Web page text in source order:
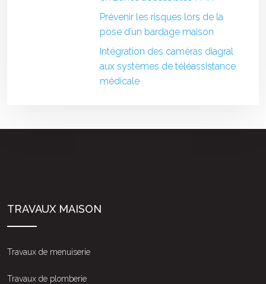
Prévenir les risques lors de la
pose d’un bardage maison
Intégration des caméras diagral
aux systèmes de téléassistance
médicale
TRAVAUX MAISON
Travaux de menuiserie
Travaux de plomberie